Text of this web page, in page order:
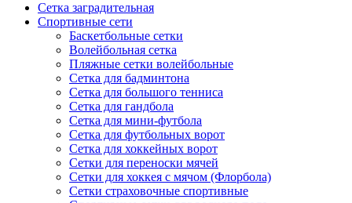
Сетка заградительная
Спортивные сети
Баскетбольные сетки
Волейбольная сетка
Пляжные сетки волейбольные
Сетка для бадминтона
Сетка для большого тенниса
Сетка для гандбола
Сетка для мини-футбола
Сетка для футбольных ворот
Сетка для хоккейных ворот
Сетки для переноски мячей
Сетки для хоккея с мячом (Флорбола)
Сетки страховочные спортивные